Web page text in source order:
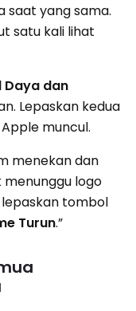
saat yang sama.
satu kali lihat
Daya dan
Lepaskan kedua
muncul.
menekan dan
logo
tombol
Turun.”